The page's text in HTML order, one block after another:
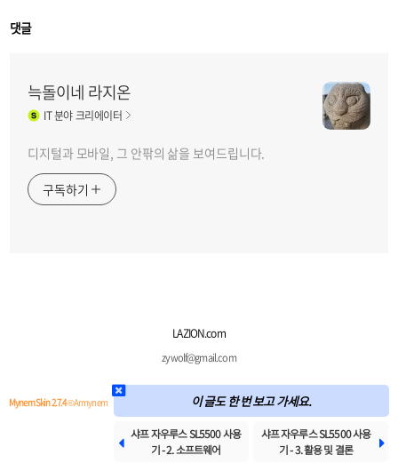
댓글
늑돌이네 라지온
IT분야 크리에이터
디지털과 모바일, 그 안팎의 삶을 보여드립니다.
구독하기
LAZION.com
zywolf@gmail.com
Mynem Skin 2.7.4© Armynem 이 글도 한 번 보고 가세요.
 샤프 자우루스 SL5500 사용
기 - 2. 소프트웨어
샤프 자우루스 SL5500 사용
기 - 3. 활용 및 결론
